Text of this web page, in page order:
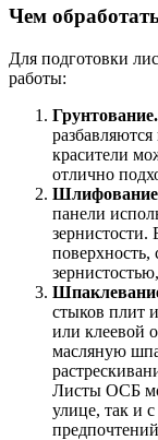
Чем
Для подготовки
работы:
Грунтование.
красители
отлично
панели
поверхность,
стыков плит
или клеевой
масляную
Листы ОСБ
улице, так и